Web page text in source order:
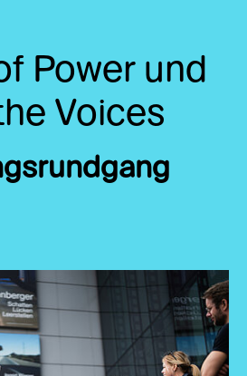
Power und
Voices